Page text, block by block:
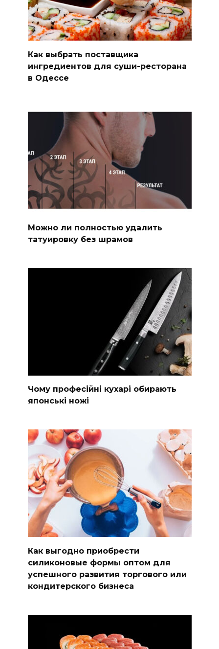
Как выбрать поставщика
ингредиентов для суши-ресторана
в Одессе
Можно ли полностью удалить
татуировку без шрамов
Чому професійні кухарі обирають
японські ножі
Как выгодно приобрести
силиконовые формы оптом для
успешного развития торгового или
кондитерского бизнеса